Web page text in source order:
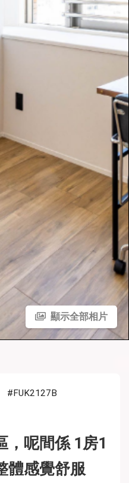
顯示全部相片
#FUK2127B
，呢間係 1房1
體感覺舒服